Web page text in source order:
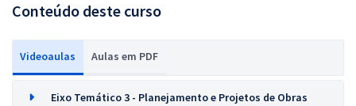
Conteúdo deste curso
Videoaulas Aulas em PDF
Eixo Temático 3 - Planejamento e Projetos de Obras